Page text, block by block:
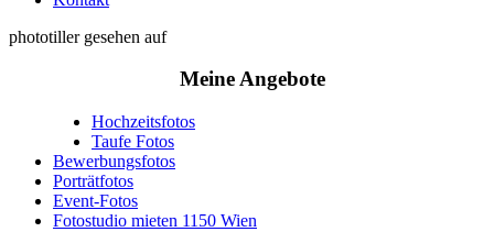
phototiller gesehen auf
Meine Angebote
Hochzeitsfotos
Taufe Fotos
Bewerbungsfotos
Porträtfotos
Event-Fotos
Fotostudio mieten 1150 Wien